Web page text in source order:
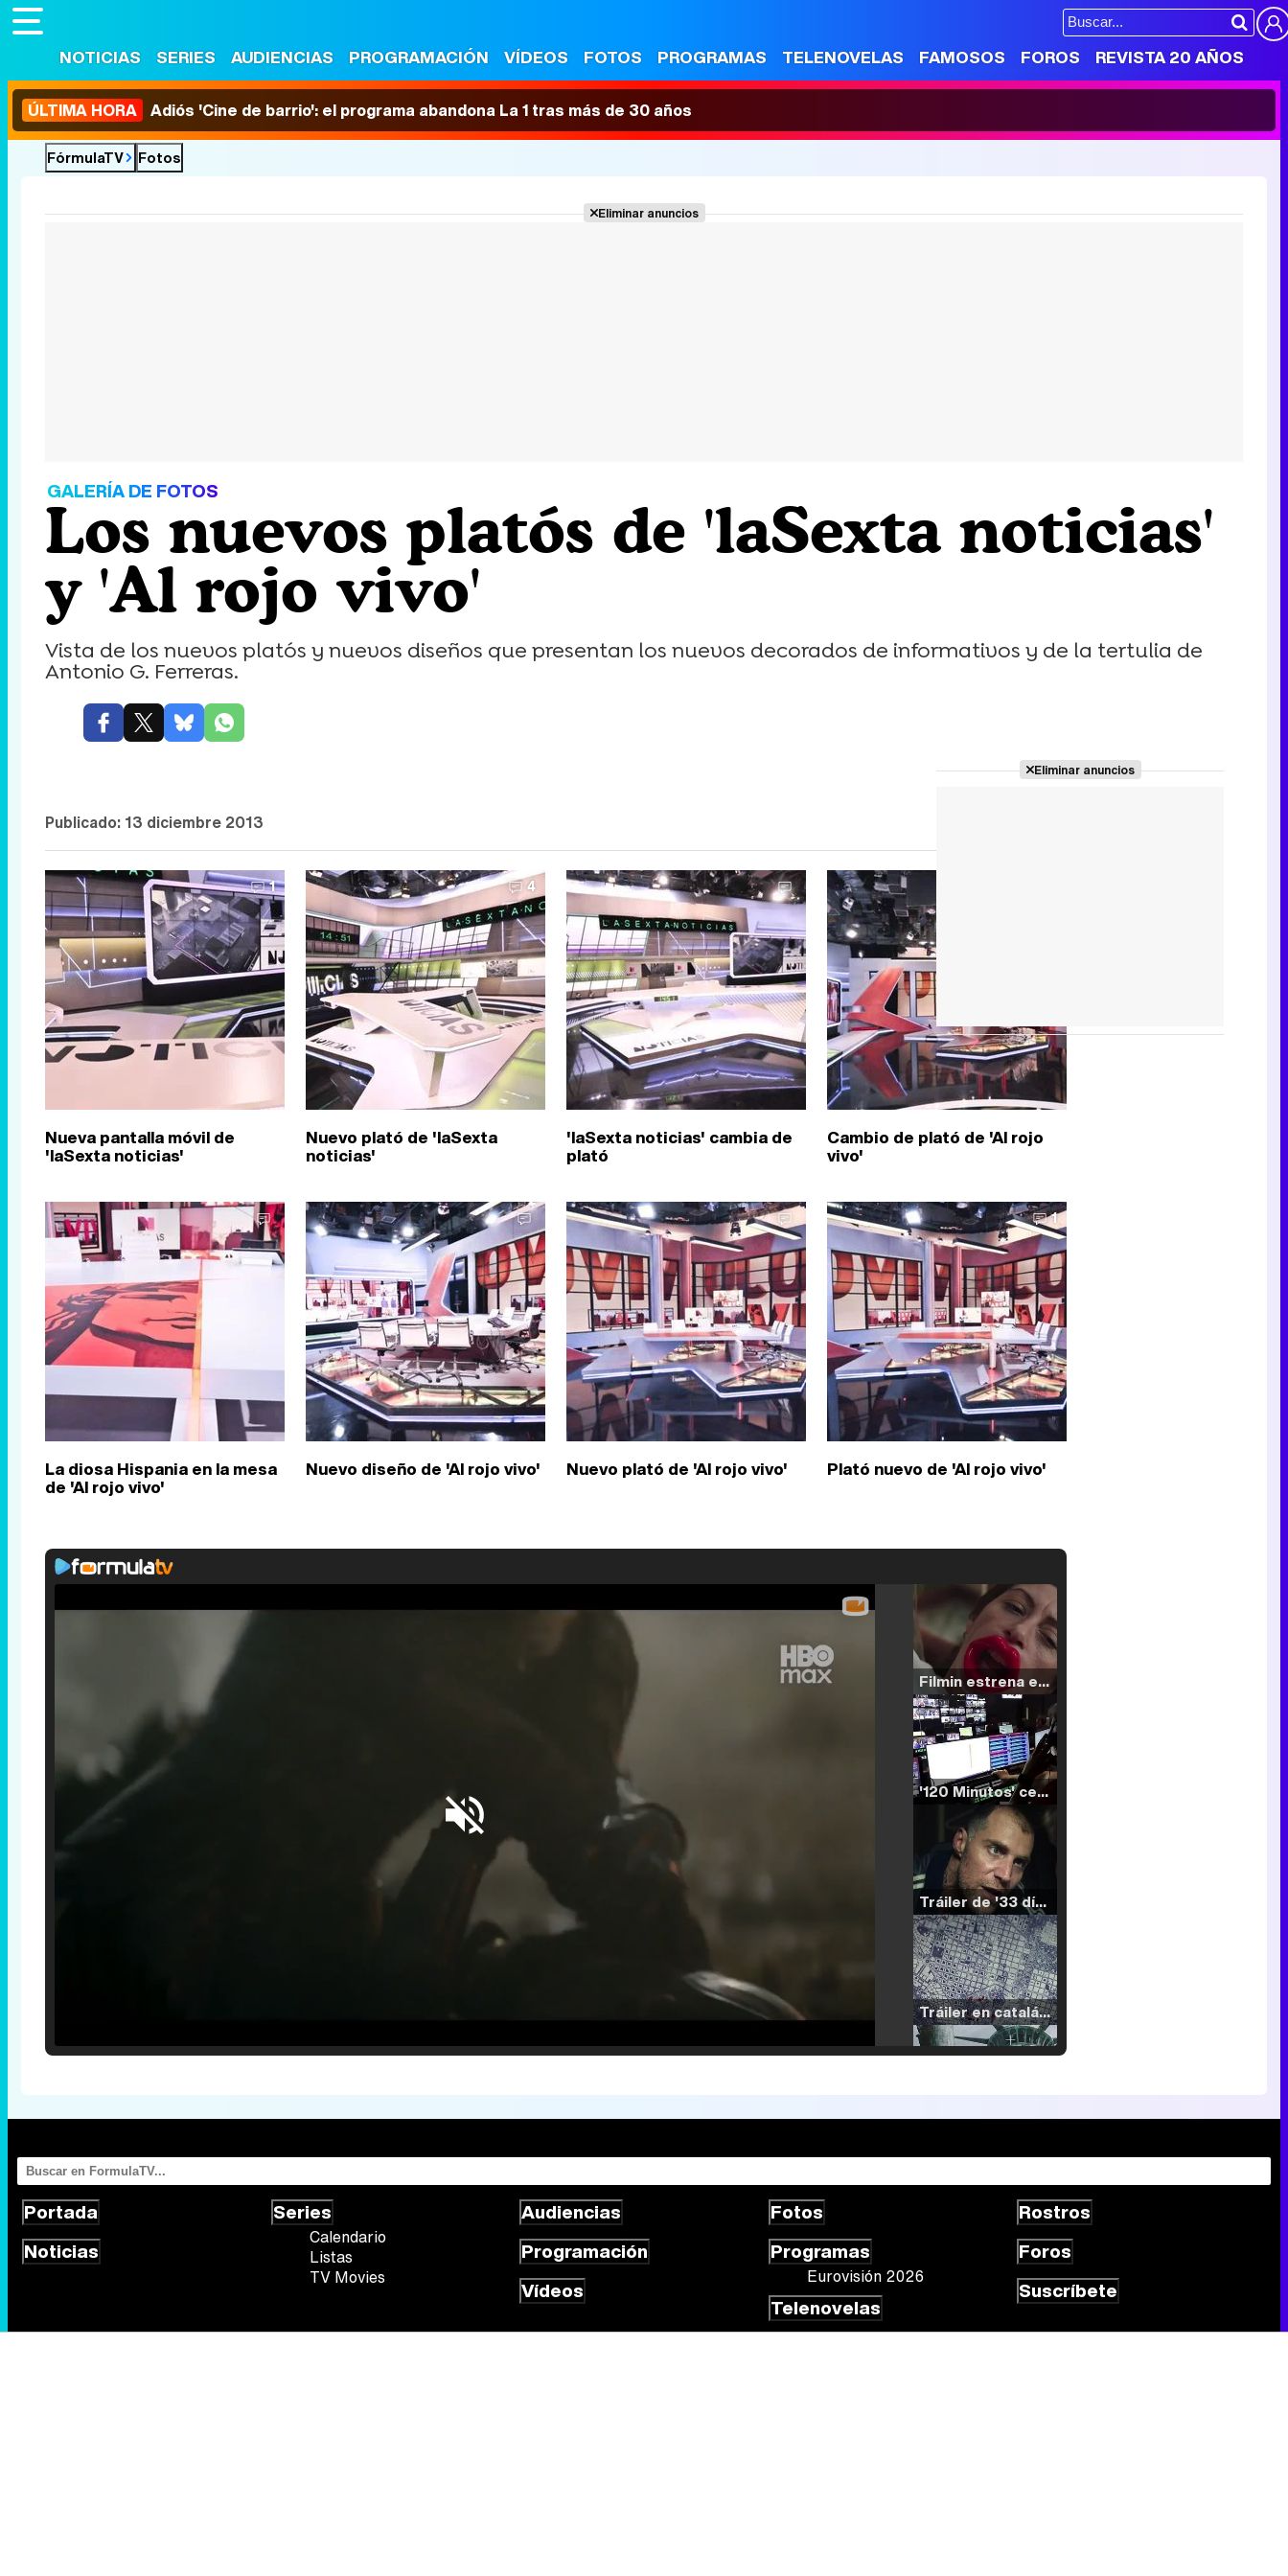
NOTICIAS SERIES AUDIENCIAS PROGRAMACIÓN VÍDEOS FOTOS PROGRAMAS TELENOVELAS FAMOSOS FOROS REVISTA 20 AÑOS
ÚLTIMA HORA Adiós 'Cine de barrio': el programa abandona La 1 tras más de 30 años
FórmulaTV Fotos
Eliminar anuncios
GALERÍA DE FOTOS
Los nuevos platós de 'laSexta noticias'
y 'Al rojo vivo'
Vista de los nuevos platós y nuevos diseños que presentan los nuevos decorados de informativos y de la tertulia de
Antonio G. Ferreras.
Publicado: 13 diciembre 2013
1
Nueva pantalla móvil de
'laSexta noticias'
4
Nuevo plató de 'laSexta
noticias'
'laSexta noticias' cambia de
plató
Cambio de plató de 'Al rojo
vivo'
La diosa Hispania en la mesa
de 'Al rojo vivo'
Filmin estrena el tráiler de 'Millennial Mal', su nueva comedia universitaria de la mano de Lorena Iglesias
'120 Minutos' celebra sus 2.000 programas en Telemadrid con un vídeo del día a día en la redacción
Tráiler de '33 días', la nueva serie de Atresplayer con Julián Villagrán y José Manuel Poga
Tráiler en catalán de 'Ravalear', la nueva serie de HBO Max sobre los fondos buitre
Tráiler de la tercera temporada de 'The Walking Dead: Dead City' de AMC+
Canción ganadora de Eurovisión 2026: DARA con "Bangaranga" por Bulgaria
Nuevo diseño de 'Al rojo vivo' Nuevo plató de 'Al rojo vivo'
1
Plató nuevo de 'Al rojo vivo'
Eliminar anuncios
Portada
Noticias
Series
Calendario
Listas
TV Movies
Audiencias
Programación
Vídeos
Fotos
Programas
Eurovisión 2026
Telenovelas
Rostros
Foros
Suscríbete